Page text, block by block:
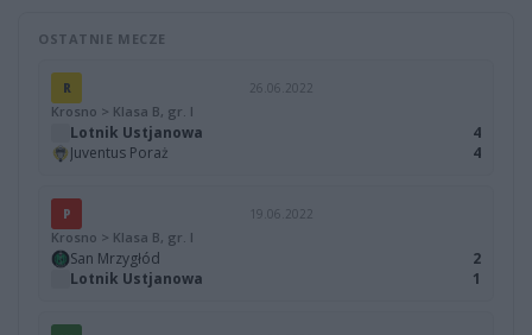
OSTATNIE MECZE
R 26.06.2022
Krosno > Klasa B, gr. I
Lotnik Ustjanowa
4
Juventus Poraż
4
P 19.06.2022
Krosno > Klasa B, gr. I
San Mrzygłód
2
Lotnik Ustjanowa
1